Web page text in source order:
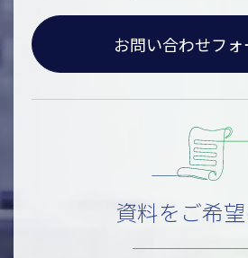
お問い合わせフォ
資料をご希